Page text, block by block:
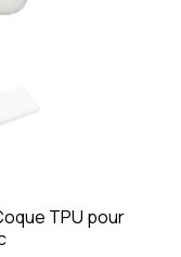
TPU pour